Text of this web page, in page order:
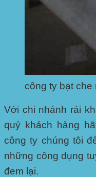
công ty bạt che
Với chi nhánh rải
quý khách hàng
công ty chúng tôi
những công dụng
đem lại.